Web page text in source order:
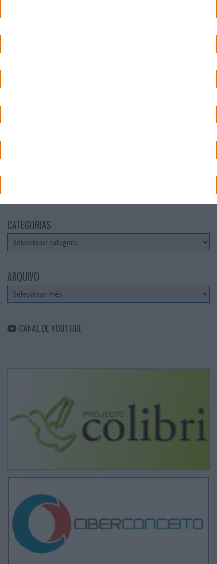
CATEGORIAS
Categorias
ARQUIVO
Arquivo
CANAL DE YOUTUBE